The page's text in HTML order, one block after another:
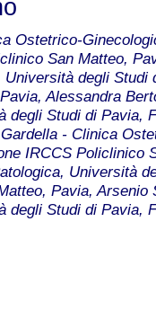
Ostetrico-
San Matteo,
degli Studi
Alessandra
degli Studi di Pavia,
- Clinica
IRCCS Policlinico
Università
Pavia,
degli Studi di Pavia,